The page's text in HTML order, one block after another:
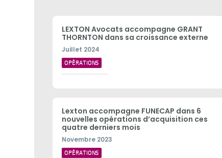
LEXTON Avocats accompagne GRANT
THORNTON dans sa croissance externe
Juillet 2024
OPÉRATIONS
Lexton accompagne FUNECAP dans 6
nouvelles opérations d’acquisition ces
quatre derniers mois
Novembre 2023
OPÉRATIONS